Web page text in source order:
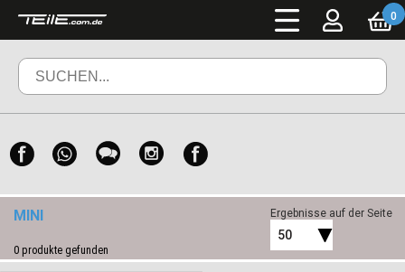
0
MINI
0 produkte gefunden
Ergebnisse auf der Seite
50